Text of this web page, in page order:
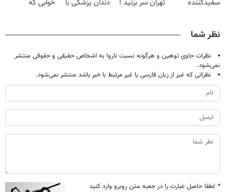
سفیدکننده
تهران سر بزنید !
دندان پزشکی با
خوابی که
نظر شما
نظرات حاوی توهین و هرگونه نسبت ناروا به اشخاص حقیقی و حقوقی منتشر
نمی‌شود.
نظراتی که غیر از زبان فارسی یا غیر مرتبط با خبر باشد منتشر نمی‌شود.
* لطفا حاصل عبارت را در جعبه متن روبرو وارد کنید